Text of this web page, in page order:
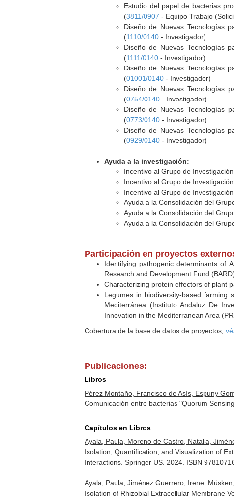
Estudio del papel de bacterias
(3811/0907 - Equipo Trabajo
Diseño de Nuevas Tecnologías
(1110/0140 - Investigador)
Diseño de Nuevas Tecnologías
(1111/0140 - Investigador)
Diseño de Nuevas Tecnologías
(01001/0140 - Investigador)
Diseño de Nuevas Tecnologías
(0754/0140 - Investigador)
Diseño de Nuevas Tecnologías
(0773/0140 - Investigador)
Diseño de Nuevas Tecnologías
(0929/0140 - Investigador)
Ayuda a la investigación:
Incentivo al Grupo de
Incentivo al Grupo de
Incentivo al Grupo de
Ayuda a la Consolidación del
Ayuda a la Consolidación del
Ayuda a la Consolidación del
Participación en proyectos
Identifying pathogenic determinants of
Research and Development Fund
Characterizing protein effectors of plant
Legumes in biodiversity-based farming
Mediterránea (Instituto Andaluz De
Innovation in the Mediterranean Area
Cobertura de la base de datos de proyectos,
Publicaciones:
Libros
Pérez Montaño, Francisco de Asís, Espuny
Comunicación entre bacterias "Quorum
Capítulos en Libros
Ayala, Paula, Moreno de Castro, Natalia,
Isolation, Quantification, and Visualization of
Interactions . Springer US. 2024. ISBN
Ayala, Paula, Jiménez Guerrero, Irene,
Isolation of Rhizobial Extracellular Membrane